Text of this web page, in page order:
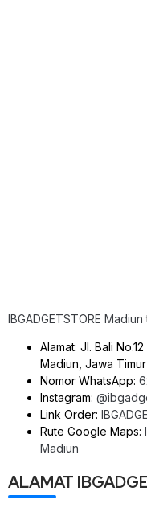
IBGADGETSTORE Madiun
Alamat: Jl. Bali
Madiun, Jawa Timur
Nomor WhatsApp:
Instagram:
Link Order:
Rute Google Maps:
Madiun
ALAMAT